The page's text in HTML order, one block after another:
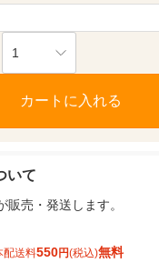
1
カートに入れる
いて
販売・発送します。
配送料550円(税込)無料